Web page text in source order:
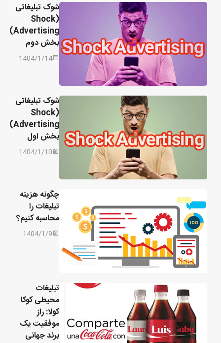
شوک تبلیغاتی
(Shock
Advertising)
بخش دوم
1404/1/14
شوک تبلیغاتی
(Shock
Advertising)
بخش اول
1404/1/10
چگونه هزینه
تبلیغات را
محاسبه کنیم؟
1404/1/9
تبلیغات
محیطی کوکا
کولا: راز
موفقیت یک
برند جهانی